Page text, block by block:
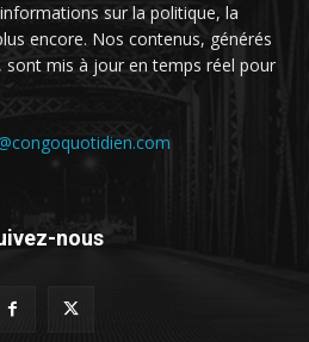
sur la politique, la
encore. Nos contenus, générés
sont mis à jour en temps réel pour
nous